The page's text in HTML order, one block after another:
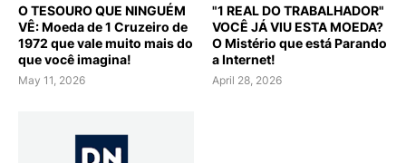
O TESOURO QUE NINGUÉM
VÊ: Moeda de 1 Cruzeiro de
1972 que vale muito mais do
que você imagina!
May 11, 2026
"1 REAL DO TRABALHADOR"
VOCÊ JÁ VIU ESTA MOEDA?
O Mistério que está Parando
a Internet!
April 28, 2026